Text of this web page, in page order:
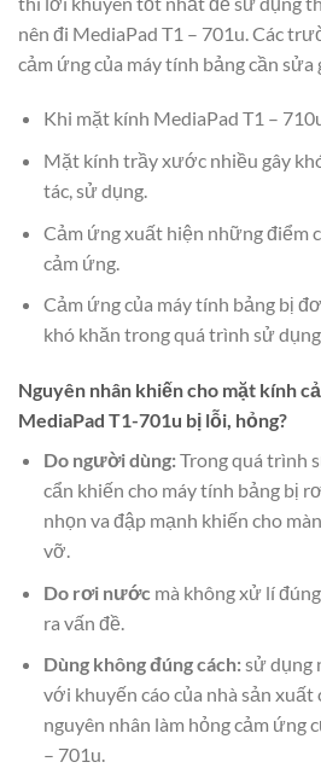
nên đi MediaPad T1 – 701u. Các
cảm ứng của máy tính bảng cần sửa
Khi mặt kính MediaPad T1 –
Mặt kính trầy xước nhiều gây
tác, sử dụng.
Cảm ứng xuất hiện những điểm
cảm ứng.
Cảm ứng của máy tính bảng bị
khó khăn trong quá trình sử
Nguyên nhân khiến cho mặt kính
MediaPad T1-701u bị lỗi, hỏng?
Do người dùng:Trong quá trình
cẩn khiến cho máy tính bảng bị
nhọn va đập mạnh khiến cho
vỡ.
Do rơi nước mà không xử lí
ra vấn đề.
Dùng không đúng cách:sử dụng
với khuyến cáo của nhà sản
nguyên nhân làm hỏng cảm ứng
– 701u.